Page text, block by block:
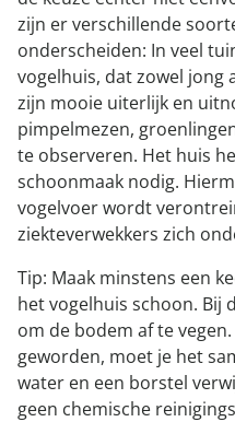
zijn er verschillende
onderscheiden: In veel
vogelhuis, dat zowel jong
zijn mooie uiterlijk en
pimpelmezen,
te observeren. Het huis
schoonmaak nodig.
vogelvoer wordt
ziekteverwekkers zich
Tip: Maak minstens een
het vogelhuis schoon. Bij
om de bodem af te
geworden, moet je het
water en een borstel
geen chemische